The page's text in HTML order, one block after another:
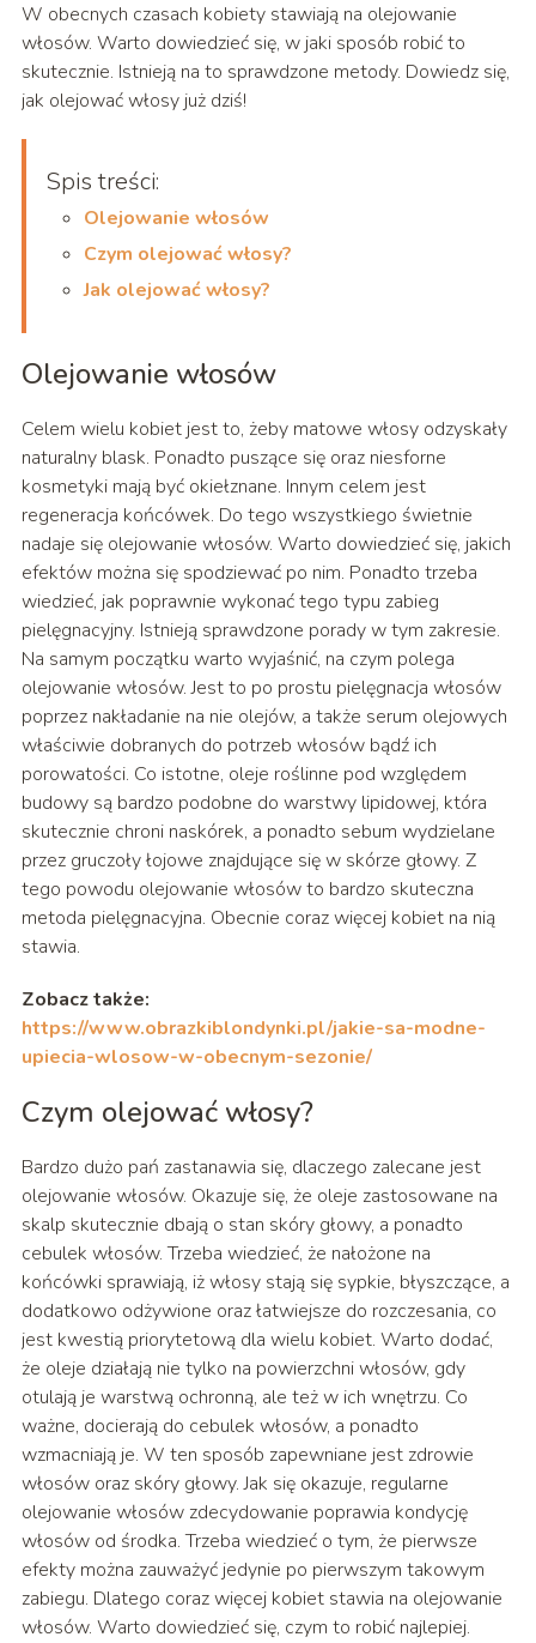
W obecnych czasach kobiety stawiają na olejowanie
włosów. Warto dowiedzieć się, w jaki sposób robić to
skutecznie. Istnieją na to sprawdzone metody. Dowiedz się,
jak olejować włosy już dziś!
Spis treści:
Olejowanie włosów
Czym olejować włosy?
Jak olejować włosy?
Olejowanie włosów
Celem wielu kobiet jest to, żeby matowe włosy odzyskały
naturalny blask. Ponadto puszące się oraz niesforne
kosmetyki mają być okiełznane. Innym celem jest
regeneracja końcówek. Do tego wszystkiego świetnie
nadaje się olejowanie włosów. Warto dowiedzieć się, jakich
efektów można się spodziewać po nim. Ponadto trzeba
wiedzieć, jak poprawnie wykonać tego typu zabieg
pielęgnacyjny. Istnieją sprawdzone porady w tym zakresie.
Na samym początku warto wyjaśnić, na czym polega
olejowanie włosów. Jest to po prostu pielęgnacja włosów
poprzez nakładanie na nie olejów, a także serum olejowych
właściwie dobranych do potrzeb włosów bądź ich
porowatości. Co istotne, oleje roślinne pod względem
budowy są bardzo podobne do warstwy lipidowej, która
skutecznie chroni naskórek, a ponadto sebum wydzielane
przez gruczoły łojowe znajdujące się w skórze głowy. Z
tego powodu olejowanie włosów to bardzo skuteczna
metoda pielęgnacyjna. Obecnie coraz więcej kobiet na nią
stawia.
Zobacz także:
https://www.obrazkiblondynki.pl/jakie-sa-modne-
upiecia-wlosow-w-obecnym-sezonie/
Czym olejować włosy?
Bardzo dużo pań zastanawia się, dlaczego zalecane jest
olejowanie włosów. Okazuje się, że oleje zastosowane na
skalp skutecznie dbają o stan skóry głowy, a ponadto
cebulek włosów. Trzeba wiedzieć, że nałożone na
końcówki sprawiają, iż włosy stają się sypkie, błyszczące, a
dodatkowo odżywione oraz łatwiejsze do rozczesania, co
jest kwestią priorytetową dla wielu kobiet. Warto dodać,
że oleje działają nie tylko na powierzchni włosów, gdy
otulają je warstwą ochronną, ale też w ich wnętrzu. Co
ważne, docierają do cebulek włosów, a ponadto
wzmacniają je. W ten sposób zapewniane jest zdrowie
włosów oraz skóry głowy. Jak się okazuje, regularne
olejowanie włosów zdecydowanie poprawia kondycję
włosów od środka. Trzeba wiedzieć o tym, że pierwsze
efekty można zauważyć jedynie po pierwszym takowym
zabiegu. Dlatego coraz więcej kobiet stawia na olejowanie
włosów. Warto dowiedzieć się, czym to robić najlepiej.